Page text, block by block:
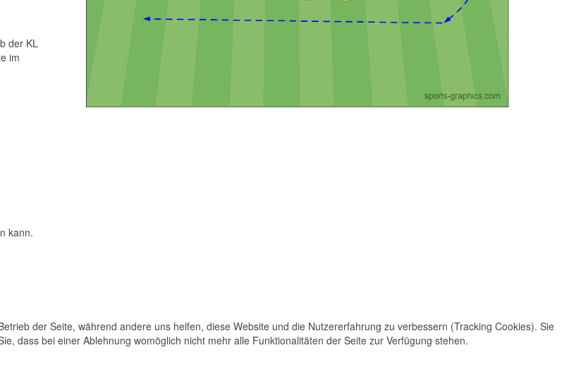
der KL
im
kann.
der Seite, während andere uns helfen, diese Website und die Nutzererfahrung zu verbessern (Tracking Cookies). Sie
dass bei einer Ablehnung womöglich nicht mehr alle Funktionalitäten der Seite zur Verfügung stehen.